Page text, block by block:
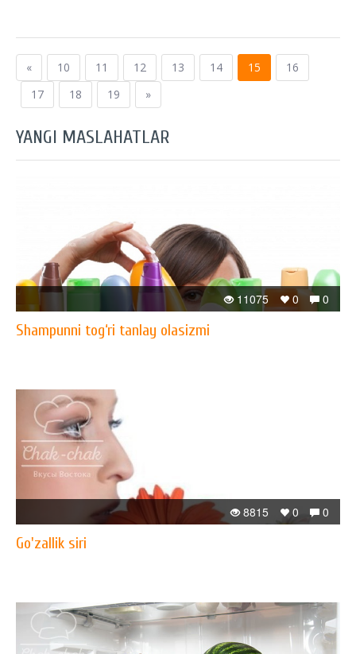
« 10 11 12 13 14 15
16
17
18 19 »
YANGI MASLAHATLAR
0
0
11075
Shampunni tog‘ri tanlay olasizmi
0
0
8815
Go'zallik siri